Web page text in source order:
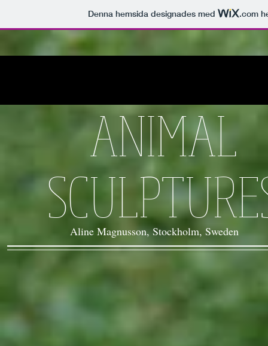
Denna hemsida designades med .com
ANIMAL
Aline Magnusson, Stockholm, Sweden